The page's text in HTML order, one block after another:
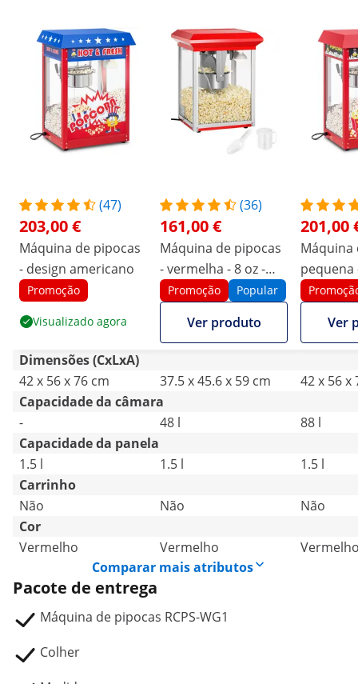
(47)
203,00 €
Máquina de pipocas
- design americano
Promoção
Visualizado agora
(36)
161,00 €
Máquina de pipocas
- vermelha - 8 oz -
ECO
Promoção Popular
Ver produto
201,00
Máquina
pequena
1500 W,
vidroVer
Dimensões (CxLxA)
42 x 56 x 76 cm
37.5 x 45.6 x 59 cm
42 x 56 x
Capacidade da câmara
-
48 l
88 l
Capacidade da panela
1.5 l
1.5 l
1.5 l
Carrinho
Não
Não
Não
Cor
Vermelho
Vermelho
Comparar mais atributos
Pacote de entrega
Máquina de pipocas RCPS-WG1
Colher